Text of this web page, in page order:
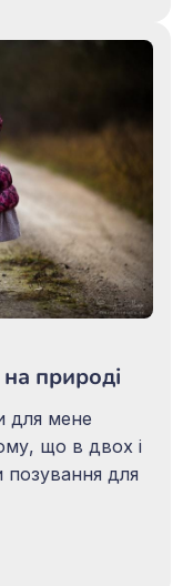
природі
для мене
що в двох і
позування для